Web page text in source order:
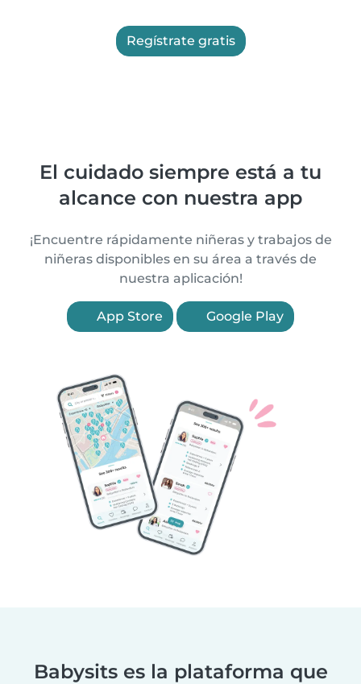
Regístrate gratis
El cuidado siempre está a tu
alcance con nuestra app
¡Encuentre rápidamente niñeras y trabajos de
niñeras disponibles en su área a través de
nuestra aplicación!
App Store Google Play
Babysits es la plataforma que